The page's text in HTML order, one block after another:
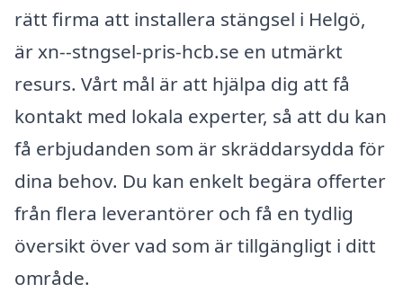
rätt firma att installera stängsel i Helgö,
är xn--stngsel-pris-hcb.se en utmärkt
resurs. Vårt mål är att hjälpa dig att få
kontakt med lokala experter, så att du kan
få erbjudanden som är skräddarsydda för
dina behov. Du kan enkelt begära offerter
från flera leverantörer och få en tydlig
översikt över vad som är tillgängligt i ditt
område.